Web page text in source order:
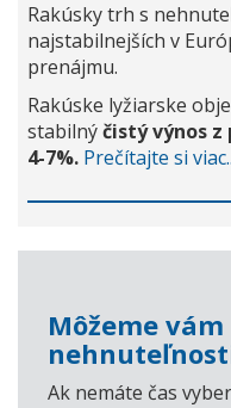
Rakúsky trh s
najstabilnejších v
prenájmu.
Rakúske lyžiarske
stabilnýčistý výnos
4-7%. Prečítajte si
Môžeme
Ak nemáte čas